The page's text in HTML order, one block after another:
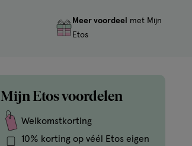
Meer voordeel
met Mijn
Etos
Mijn Etos voordelen
Welkomstkorting
10% korting op véél Etos eigen